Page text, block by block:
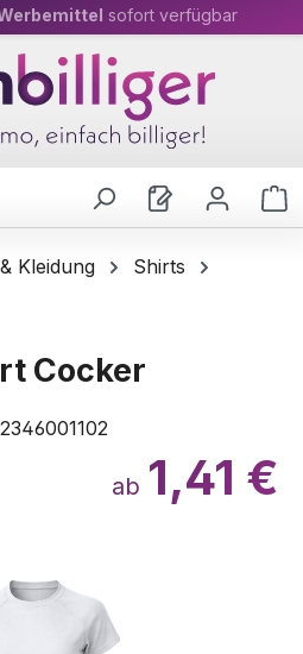
sofort verfügbar
& schnelle Lieferung
Kleidung
Shirts
Cocker
ab 1,41 €